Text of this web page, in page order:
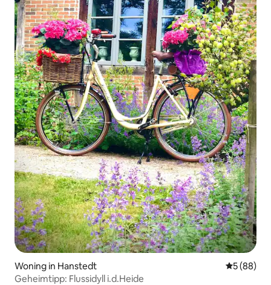
Woning in Hanstedt
5 (88)
Geheimtipp: Flussidyll i.d.Heide